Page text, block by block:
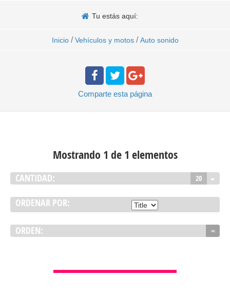
Tu estás aquí:
Inicio / Vehículos y motos / Auto sonido
Comparte esta página
Mostrando 1 de 1 elementos
CANTIDAD: 20
ORDENAR POR:
ORDEN: